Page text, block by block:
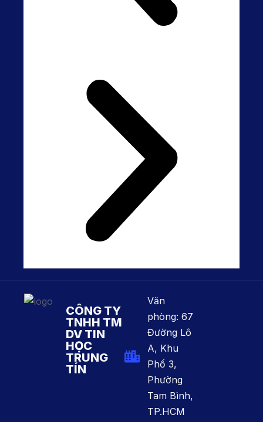
CÔNG TY
TNHH TM
DV TIN
HỌC
TRUNG
TÍN
Văn
phòng: 67
Đường Lô
A, Khu
Phố 3,
Phường
Tam Bình,
TP.HCM